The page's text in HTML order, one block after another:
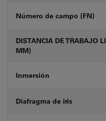
Número de campo (FN)
DISTANCIA DE TRABAJO
MM)
Inmersión
Diafragma de iris